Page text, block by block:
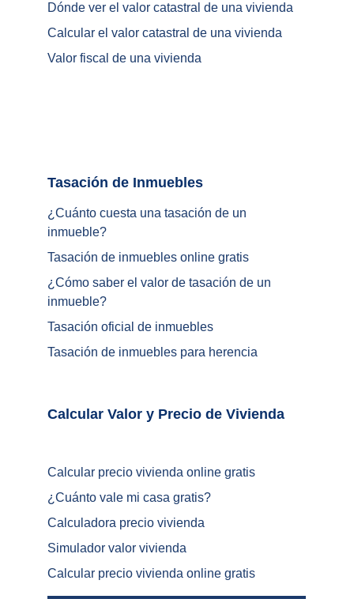
¿Cuánto cuesta una tasación de un
inmueble?
Tasación de inmuebles online gratis
¿ Cómo saber el valor de tasación de un
inmueble?
Tasación oficial de inmuebles
Tasación de inmuebles para herencia
Dónde ver el valor catastral de una vivienda
Calcular el valor catastral de una vivienda
Valor fiscal de una vivienda
Calcular precio vivienda online gratis
¿ Cuánto vale mi casa gratis?
Calculadora precio vivienda
Simulador valor vivienda
Calcular precio vivienda online gratis